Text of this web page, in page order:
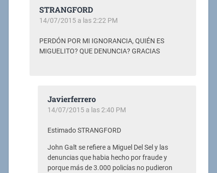
STRANGFORD
14/07/2015 a las 2:22 PM
PERDÓN POR MI IGNORANCIA, QUIÉN ES
MIGUELITO? QUE DENUNCIA? GRACIAS
Javierferrero
14/07/2015 a las 2:40 PM
Estimado STRANGFORD
John Galt se refiere a Miguel Del Sel y las
denuncias que habia hecho por fraude y
porque más de 3.000 policías no pudieron